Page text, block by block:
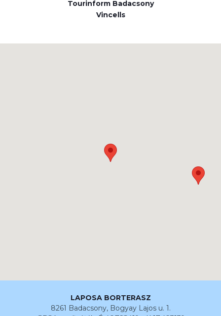
Tourinform Badacsony
Vincells
LAPOSA BORTERASZ
8261 Badacsony, Bogyay Lajos u. 1.